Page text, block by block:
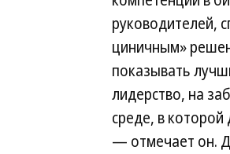
руководителей,
циничным»
показывать
лидерство, на
среде, в которой
— отмечает он.